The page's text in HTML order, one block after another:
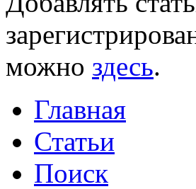
можно здесь.
Главная
Статьи
Поиск